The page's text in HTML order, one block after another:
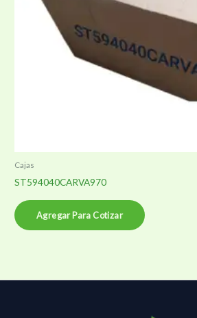
Cajas
ST594040CARVA970
Agregar Para Cotizar